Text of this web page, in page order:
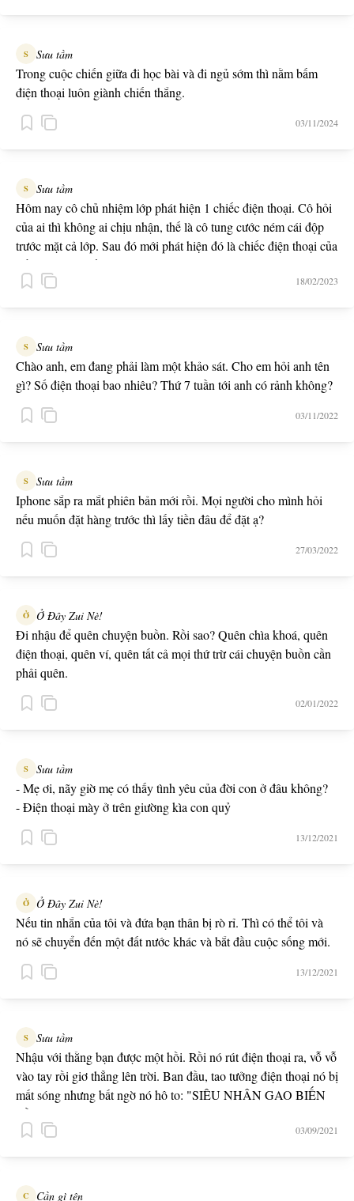
S Sưu tầm
Trong cuộc chiến giữa đi học bài và đi ngủ sớm thì nằm bấm
điện thoại luôn giành chiến thắng.
03/11/2024
S Sưu tầm
Hôm nay cô chủ nhiệm lớp phát hiện 1 chiếc điện thoại. Cô hỏi
của ai thì không ai chịu nhận, thế là cô tung cước ném cái độp
trước mặt cả lớp. Sau đó mới phát hiện đó là chiếc điện thoại của
thầy dạy toán tiết trước bỏ quên...
18/02/2023
S Sưu tầm
Chào anh, em đang phải làm một khảo sát. Cho em hỏi anh tên
gì? Số điện thoại bao nhiêu? Thứ 7 tuần tới anh có rảnh không?
03/11/2022
S Sưu tầm
Iphone sắp ra mắt phiên bản mới rồi. Mọi người cho mình hỏi
nếu muốn đặt hàng trước thì lấy tiền đâu để đặt ạ?
27/03/2022
Ở Ở Đây Zui Nè!
Đi nhậu để quên chuyện buồn. Rồi sao? Quên chìa khoá, quên
điện thoại, quên ví, quên tất cả mọi thứ trừ cái chuyện buồn cần
phải quên.
02/01/2022
S Sưu tầm
- Mẹ ơi, nãy giờ mẹ có thấy tình yêu của đời con ở đâu không?
- Điện thoại mày ở trên giường kìa con quỷ
13/12/2021
Ở Ở Đây Zui Nè!
Nếu tin nhắn của tôi và đứa bạn thân bị rò rỉ. Thì có thể tôi và
nó sẽ chuyển đến một đất nước khác và bắt đầu cuộc sống mới.
13/12/2021
S Sưu tầm
Nhậu với thằng bạn được một hồi. Rồi nó rút điện thoại ra, vỗ vỗ
vào tay rồi giơ thẳng lên trời. Ban đầu, tao tưởng điện thoại nó bị
mất sóng nhưng bất ngờ nó hô to: "SIÊU NHÂN GAO BIẾN
HÌNH".
03/09/2021
C Cần gì tên